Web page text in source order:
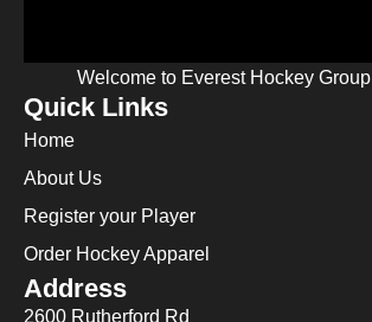
Welcome to Everest Hockey Group
Quick Links
Home
About Us
Register your Player
Order Hockey Apparel
Address
2600 Rutherford Rd